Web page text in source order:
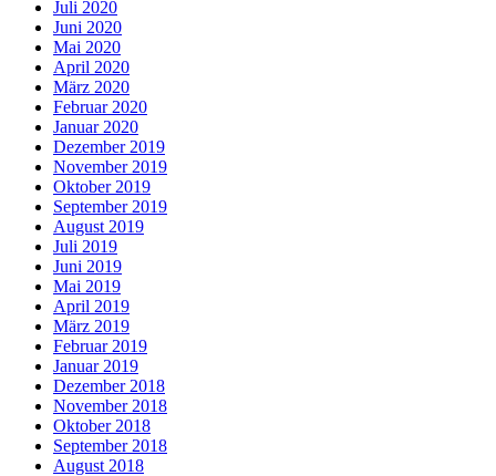
Juli 2020
Juni 2020
Mai 2020
April 2020
März 2020
Februar 2020
Januar 2020
Dezember 2019
November 2019
Oktober 2019
September 2019
August 2019
Juli 2019
Juni 2019
Mai 2019
April 2019
März 2019
Februar 2019
Januar 2019
Dezember 2018
November 2018
Oktober 2018
September 2018
August 2018